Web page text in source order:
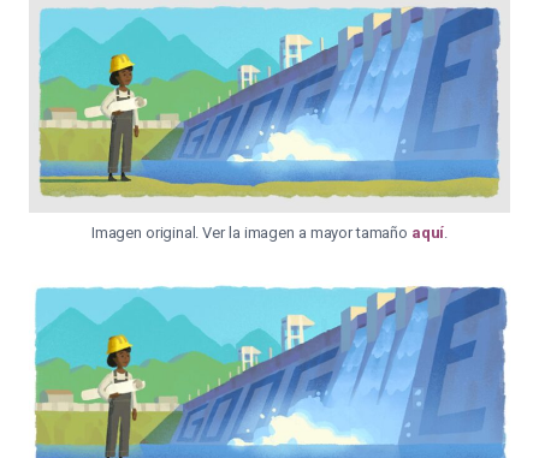
Imagen original. Ver la imagen a mayor tamaño aquí.